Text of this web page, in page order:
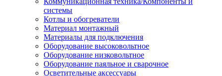
системы
Котлы и обогреватели
Материал монтажный
Материалы для подключения
Оборудование высоковольтное
Оборудование низковольтное
Оборудование паяльное и сварочное
Осветительные аксессуары